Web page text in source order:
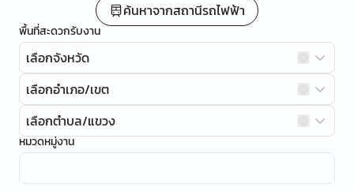
ค้นหาจากสถานีรถไฟฟ้า
พื้นที่สะดวกรับงาน
เลือกจังหวัด
เลือกอำเภอ/เขต
เลือกตำบล/แขวง
หมวดหมู่งาน